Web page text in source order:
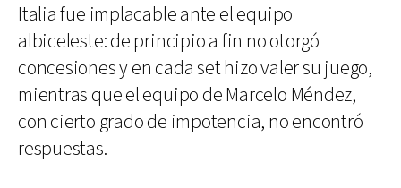
Italia fue implacable ante el equipo
albiceleste: de principio a fin no otorgó
concesiones y en cada set hizo valer su juego,
mientras que el equipo de Marcelo Méndez,
con cierto grado de impotencia, no encontró
respuestas.